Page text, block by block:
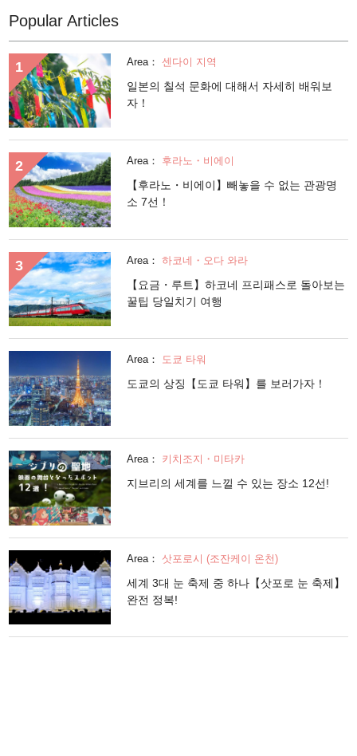
Popular Articles
Area： 센다이 지역
일본의 칠석 문화에 대해서 자세히 배워보
자！
Area： 후라노・비에이
【후라노・비에이】빼놓을 수 없는 관광명
소 7선！
Area： 하코네・오다 와라
【요금・루트】하코네 프리패스로 돌아보는
꿀팁 당일치기 여행
Area： 도쿄 타워
도쿄의 상징【도쿄 타워】를 보러가자！
Area： 키치조지・미타카
지브리의 세계를 느낄 수 있는 장소 12선!
Area： 삿포로시 (조잔케이 온천)
세계 3대 눈 축제 중 하나【삿포로 눈 축제】
완전 정복!